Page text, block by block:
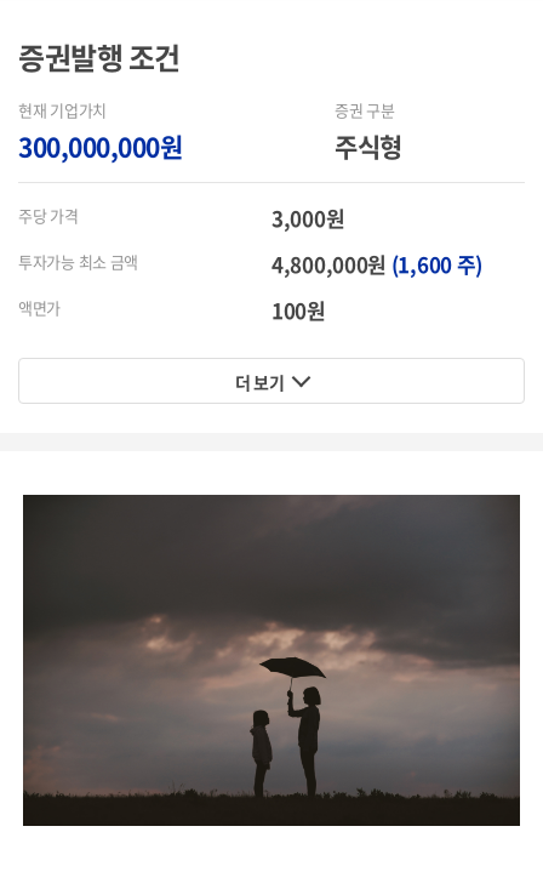
증권발행조건
현재 기업가치
300,000,000원
증권 구분
주식형
주당 가격 3,000원
투자가능 최소 금액 4,800,000원 (1,600 주)
액면가 100원
더 보기